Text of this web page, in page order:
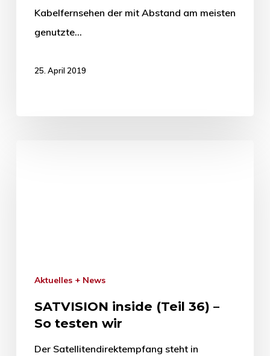
Kabelfernsehen der mit Abstand am meisten
genutzte…
25. April 2019
Aktuelles + News
SATVISION inside (Teil 36) –
So testen wir
Der Satellitendirektempfang steht in